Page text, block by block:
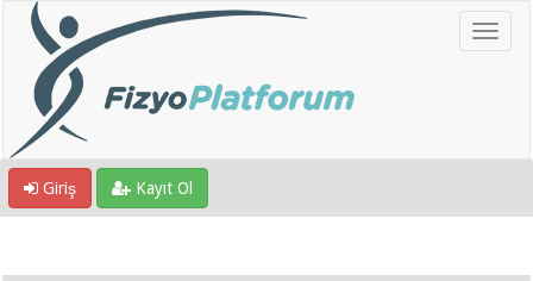
Giriş Kayıt Ol